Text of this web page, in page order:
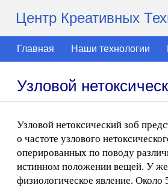
Центр Креативных
Главная Наши технологии
Узловой
Узловой нетоксический зоб
о частоте узлового
оперированных по поводу
истинном положении вещей. У
физиологическое явление.